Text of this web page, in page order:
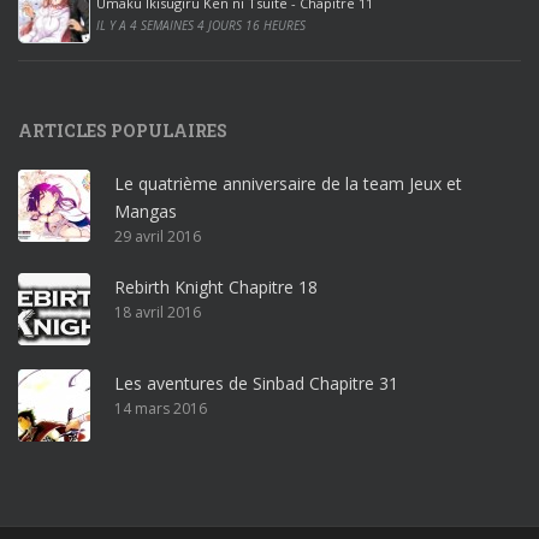
0
1
r
o
ff
i
c
e
3
r
IL Y A 4 SEMAINES 4 JOURS 16 HEURES
ARTICLES POPULAIRES
Le quatrième anniversaire de la team Jeux et
Mangas
29 avril 2016
Rebirth Knight Chapitre 18
18 avril 2016
Les aventures de Sinbad Chapitre 31
14 mars 2016